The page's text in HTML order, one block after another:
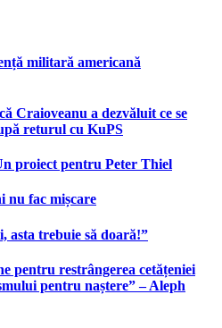
militară americană
Craioveanu a dezvăluit ce se
returul cu KuPS
proiect pentru Peter Thiel
nu fac mișcare
asta trebuie să doară!”
pentru restrângerea cetățeniei
pentru naștere” – Aleph